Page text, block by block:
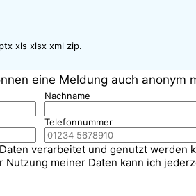
xls xlsx xml zip.
eine Meldung auch anonym
Nachname
Telefonnummer
verarbeitet und genutzt werden
meiner Daten kann ich